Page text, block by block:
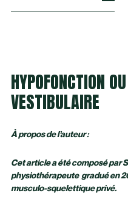
HYPOFONCTION
VESTIBULAIRE
À propos de l’auteur :
Cet article a été composé par
physiothérapeute gradué en
musculo-squelettique privé.